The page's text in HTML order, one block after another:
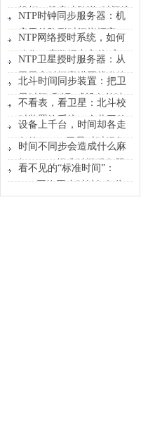
张“时刻表”
机柜，机房才敢说“时间统
一”
NTP时钟同步服务器：机
房里的隐形时间指挥官
NTP网络授时系统，如何
稳住一座数据中心的“心
跳”？
NTP卫星授时服务器：从
卫星拿时间塞进网线发给
设备
北斗时间同步装置：把卫
星时间“翻译”成设备能读
懂的信号
不看表，看卫星：北斗校
时装置给系统一个共同的
时间原点
设备上千台，时间却各走
各的？GPS卫星对时服务
器能做什么？
时间不同步会造成什么麻
烦？GPS标准时间服务器
解决的不只是校时
看不见的“标准时间”：
GPS网络同步时钟如何为